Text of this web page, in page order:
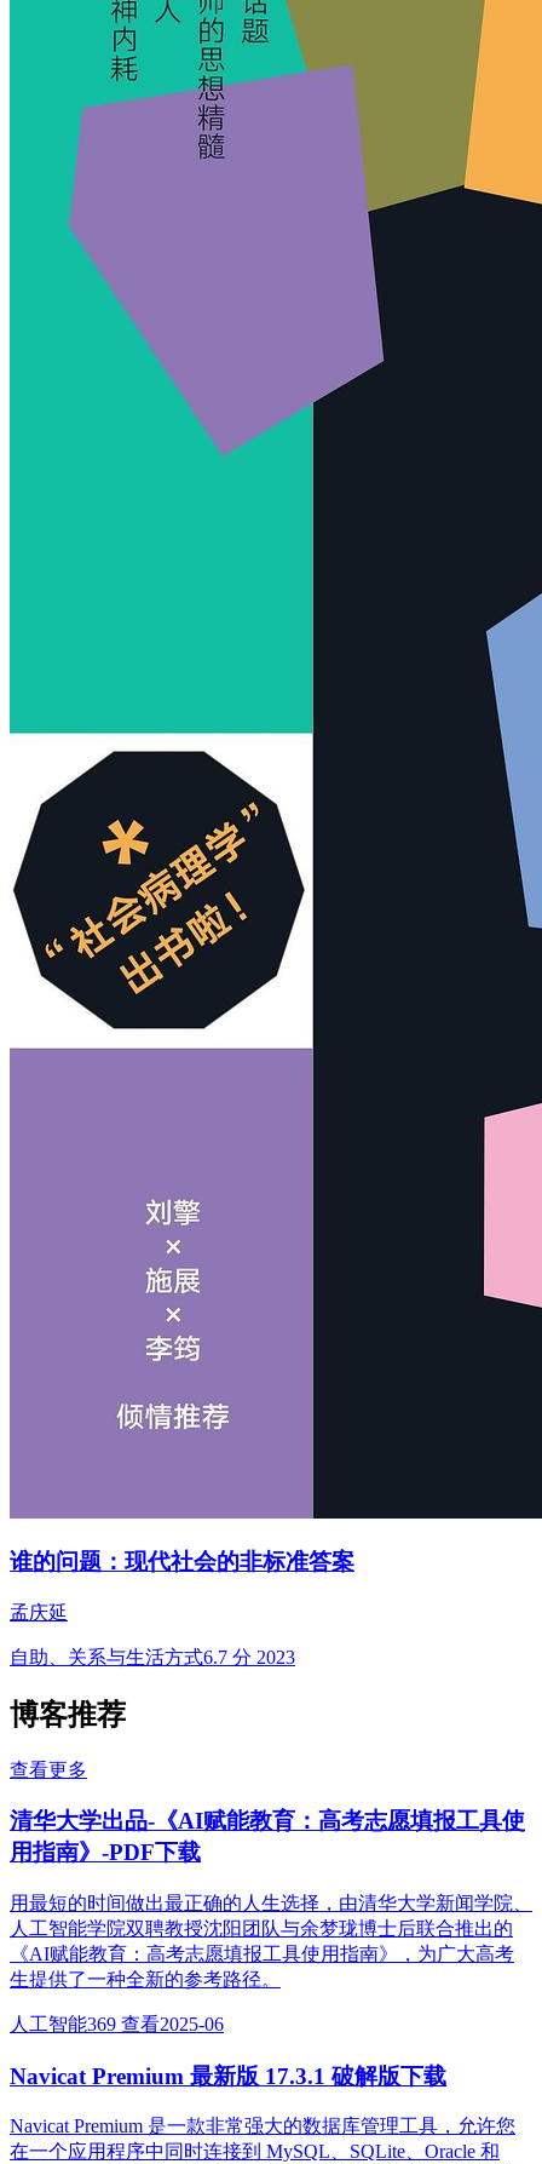
谁的问题：现代社会的非标准答案
孟庆延
自助、关系与生活方式6.7 分 2023
博客推荐
查看更多
清华大学出品-《AI赋能教育：高考志愿填报工具使
用指南》-PDF下载
用最短的时间做出最正确的人生选择，由清华大学新闻学院、
人工智能学院双聘教授沈阳团队与余梦珑博士后联合推出的
《AI赋能教育：高考志愿填报工具使用指南》，为广大高考
生提供了一种全新的参考路径。
人工智能369 查看2025-06
Navicat Premium 最新版 17.3.1 破解版下载
Navicat Premium 是一款非常强大的数据库管理工具，允许您
在一个应用程序中同时连接到 MySQL、SQLite、Oracle 和